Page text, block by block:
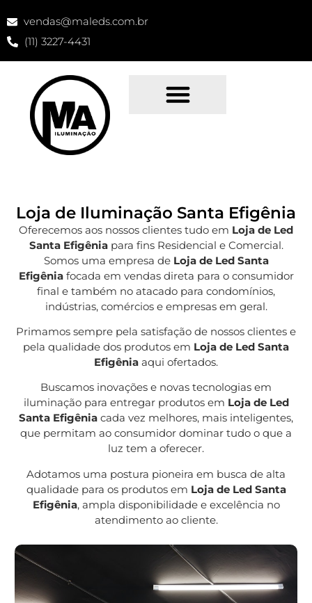
vendas@maleds.com.br
(11) 3227-4431
Loja de Iluminação Santa Efigênia
Oferecemos aos nossos clientes tudo em Loja de Led
Santa Efigêniapara fins Residencial e Comercial.
Somos uma empresa de Loja de Led Santa
Efigêniafocada em vendas direta para o consumidor
final e também no atacado para condomínios,
indústrias, comércios e empresas em geral.
Primamos sempre pela satisfação de nossos clientes e
pela qualidade dos produtos em Loja de Led Santa
Efigênia aqui ofertados.
Buscamos inovações e novas tecnologias em
iluminação para entregar produtos em Loja de Led
Santa Efigênia cada vez melhores, mais inteligentes,
que permitam ao consumidor dominar tudo o que a
luz tem a oferecer.
Adotamos uma postura pioneira em busca de alta
qualidade para os produtos em Loja de Led Santa
Efigênia, ampla disponibilidade e excelência no
atendimento ao cliente.